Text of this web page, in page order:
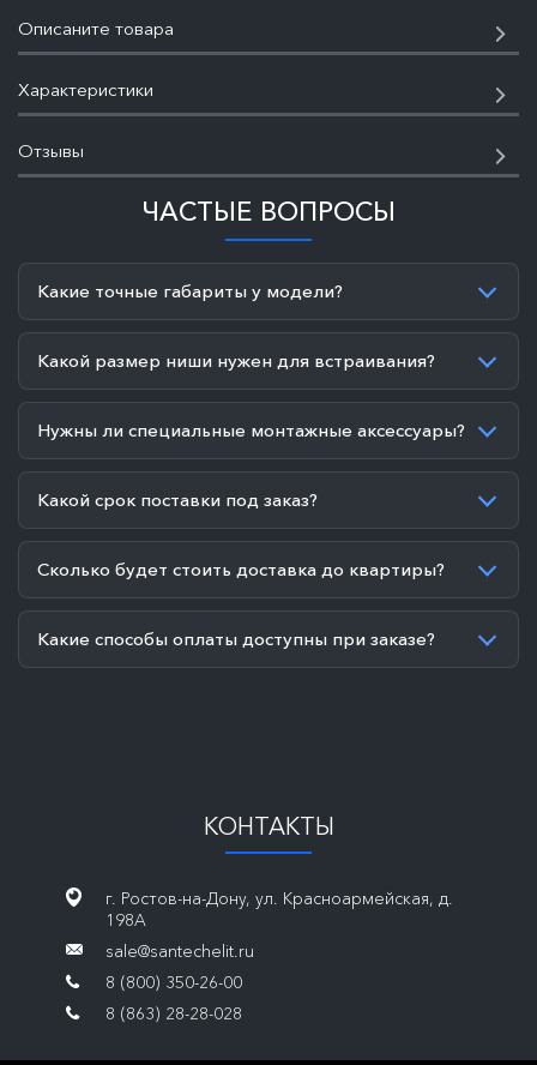
Описаните товара
Характеристики
Отзывы
ЧАСТЫЕ ВОПРОСЫ
Какие точные габариты у модели?
Какой размер ниши нужен для встраивания?
Нужны ли специальные монтажные аксессуары?
Какой срок поставки под заказ?
Сколько будет стоить доставка до квартиры?
Какие способы оплаты доступны при заказе?
КОНТАКТЫ
г. Ростов-на-Дону, ул. Красноармейская, д.
198А
sale@santechelit.ru
8 (800) 350-26-00
8 (863) 28-28-028